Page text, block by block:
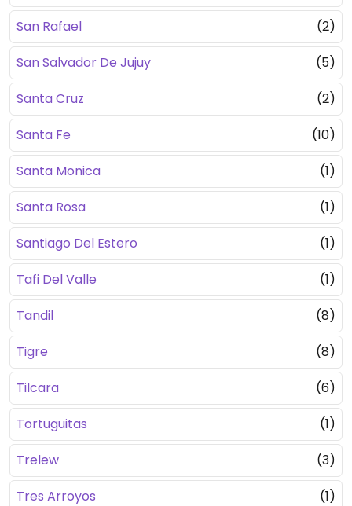
San Rafael
(2)
San Salvador De Jujuy
(5)
Santa Cruz
(2)
Santa Fe
(10)
Santa Monica
(1)
Santa Rosa
(1)
Santiago Del Estero
(1)
Tafi Del Valle
(1)
Tandil
(8)
Tigre
(8)
Tilcara
(6)
Tortuguitas
(1)
Trelew
(3)
Tres Arroyos
(1)